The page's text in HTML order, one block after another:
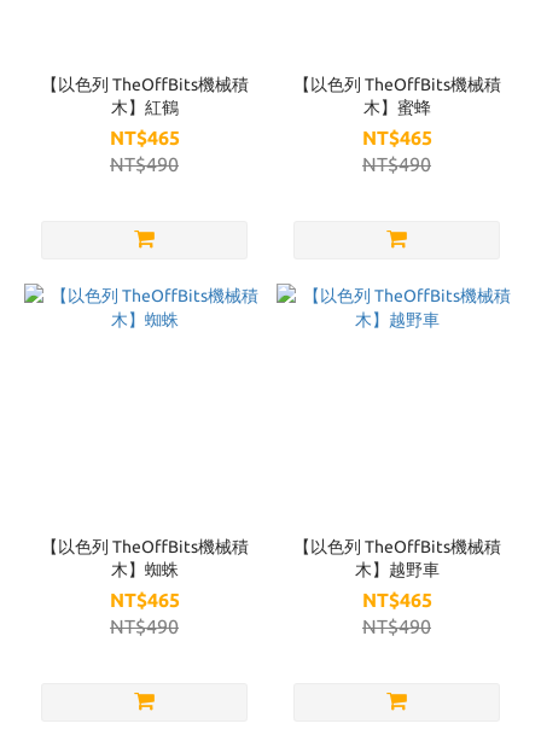
【以色列 TheOffBits機械積
木】紅鶴
NT$465
NT$490
【以色列 TheOffBits機械積
木】蜜蜂
NT$465
NT$490
【以色列 TheOffBits機械積
木】蜘蛛
NT$465
NT$490
【以色列 TheOffBits機械積
木】越野車
NT$465
NT$490